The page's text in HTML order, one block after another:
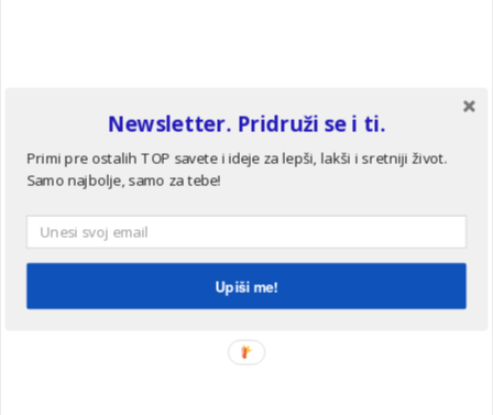
Newsletter. Pridruži se i ti.
Primi pre ostalih TOP savete i ideje za lepši, lakši i sretniji život.
Samo najbolje, samo za tebe!
Upiši me!